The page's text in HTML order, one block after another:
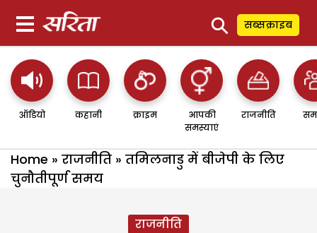
⚲ सब्सक्राइब
ऑडियो कहानी क्राइम
आपकी
समस्याएं
राजनीति
Home » राजनीति » तमिलनाडु में बीजेपी के लिए
चुनौतीपूर्ण समय
राजनीति